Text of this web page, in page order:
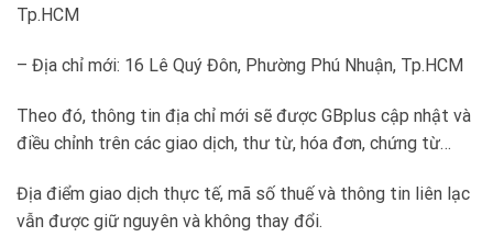
Tp.HCM
– Địa chỉ mới: 16 Lê Quý Đôn, Phường Phú Nhuận, Tp.HCM
Theo đó, thông tin địa chỉ mới sẽ được GBplus cập nhật và
điều chỉnh trên các giao dịch, thư từ, hóa đơn, chứng từ…
Địa điểm giao dịch thực tế, mã số thuế và thông tin liên lạc
vẫn được giữ nguyên và không thay đổi.